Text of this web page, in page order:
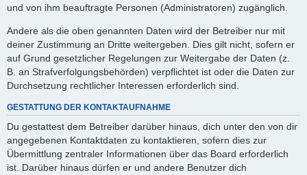
und von ihm beauftragte Personen (Administratoren) zugänglich.
Andere als die oben genannten Daten wird der Betreiber nur mit
deiner Zustimmung an Dritte weitergeben. Dies gilt nicht, sofern er
auf Grund gesetzlicher Regelungen zur Weitergabe der Daten (z.
B. an Strafverfolgungsbehörden) verpflichtet ist oder die Daten zur
Durchsetzung rechtlicher Interessen erforderlich sind.
GESTATTUNG DER KONTAKTAUFNAHME
Du gestattest dem Betreiber darüber hinaus, dich unter den von dir
angegebenen Kontaktdaten zu kontaktieren, sofern dies zur
Übermittlung zentraler Informationen über das Board erforderlich
ist. Darüber hinaus dürfen er und andere Benutzer dich